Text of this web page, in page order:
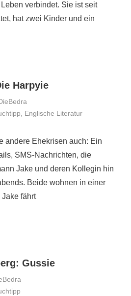
verbindet. Sie ist seit
hat zwei Kinder und ein
Harpyie
Englische Literatur
andere Ehekrisen auch: Ein
SMS-Nachrichten, die
Jake und deren Kollegin hin
Beide wohnen in einer
fährt
Gussie